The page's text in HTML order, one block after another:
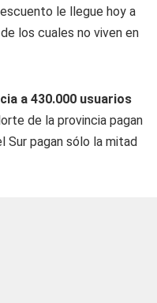
le llegue hoy a
los cuales no viven en
a 430.000 usuarios
de la provincia pagan
Sur pagan sólo la mitad